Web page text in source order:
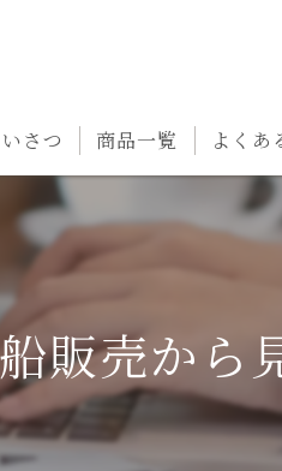
さつ 商品一覧 よくあ
販売から